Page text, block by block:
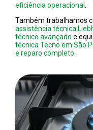
eficiência operacional
Também trabalhamos
assistência técnica
técnico avançado e
técnica Tecno em São
e reparo completo